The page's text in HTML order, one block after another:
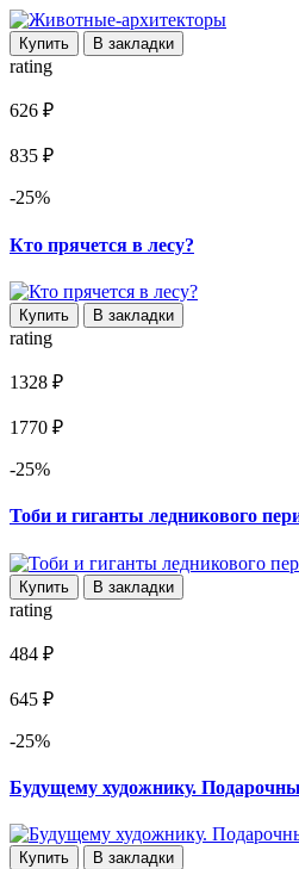
Купить В закладки
rating
626 ₽
835 ₽
-25%
Кто прячется в лесу?
Купить В закладки
rating
1328 ₽
1770 ₽
-25%
Тоби и гиганты ледникового
Купить В закладки
rating
484 ₽
645 ₽
-25%
Будущему художнику.
Купить В закладки